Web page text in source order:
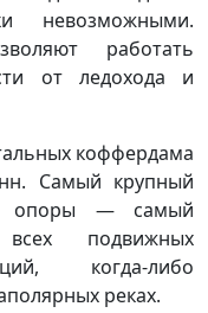
невозможными.
работать
от ледохода и
коффердама
Самый крупный
опоры — самый
подвижных
когда-либо
реках.